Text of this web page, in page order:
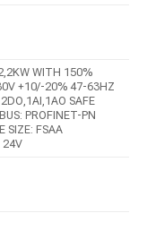
WITH 150%
+10/-20% 47-63HZ
SAFE
PROFINET-PN
SIZE: FSAA
24V